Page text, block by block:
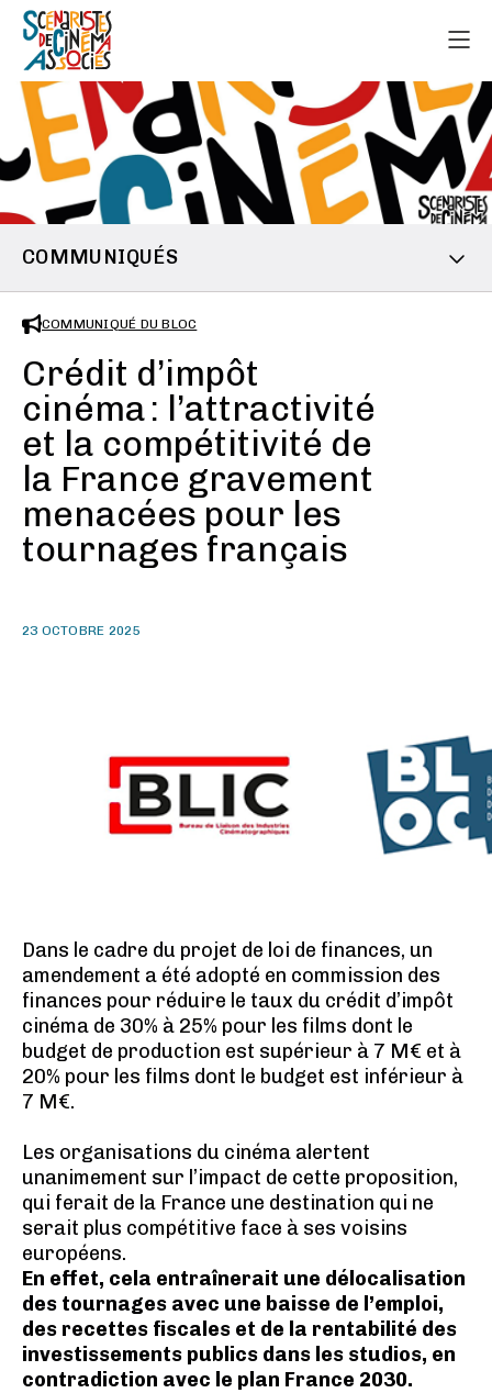
COMMUNIQUÉS
COMMUNIQUÉ DU BLOC
Crédit d’impôt
cinéma : l’attractivité
et la compétitivité de
la France gravement
menacées pour les
tournages français
23 OCTOBRE 2025
Dans le cadre du projet de loi de finances, un
amendement a été adopté en commission des
finances pour réduire le taux du crédit d’impôt
cinéma de 30% à 25% pour les films dont le
budget de production est supérieur à 7 M€ et à
20% pour les films dont le budget est inférieur à
7 M€.
Les organisations du cinéma alertent
unanimement sur l’impact de cette proposition,
qui ferait de la France une destination qui ne
serait plus compétitive face à ses voisins
européens.
En effet, cela entraînerait une délocalisation
des tournages avec une baisse de l’emploi,
des recettes fiscales et de la rentabilité des
investissements publics dans les studios, en
contradiction avec le plan France 2030.